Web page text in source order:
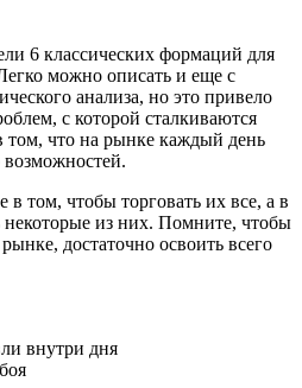
6 классических формаций для
можно описать и еще с
анализа, но это привело
с которой сталкиваются
том, что на рынке каждый день
в том, чтобы торговать их все, а в
из них. Помните, чтобы
достаточно освоить всего
внутри дня